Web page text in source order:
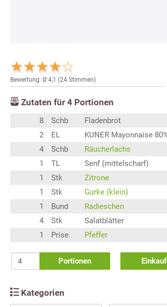
Bewertung: Ø 4,1 (24 Stimmen)
Zutaten für 4 Portionen
8 Schb
Fladenbrot
2
EL
KUNER Mayonnaise
4
Schb
Räucherlachs
1
TL
Senf (mittelscharf)
1
Stk
Zitrone
1
Stk
Gurke (klein)
1
Bund
Radieschen
4
Stk
Salatblätter
1
Prise Pfeffer
Portionen
Kategorien